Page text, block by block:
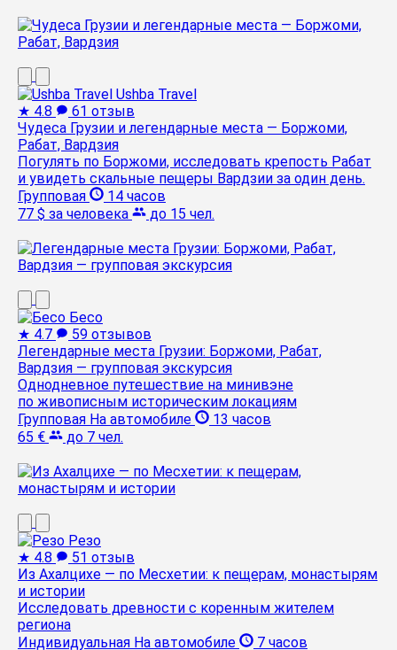
Ushba Travel
★ 4.8
61 отзыв
Чудеса Грузии и легендарные места — Боржоми,
Рабат, Вардзия
Погулять по Боржоми, исследовать крепость Рабат
и увидеть скальные пещеры Вардзии за один день.
Групповая
14 часов
77 $ за человека до 15 чел.
Бесо
★ 4.7
59 отзывов
Легендарные места Грузии: Боржоми, Рабат,
Вардзия — групповая экскурсия
Однодневное путешествие на минивэне
по живописным историческим локациям
Групповая На автомобиле
13 часов
65 €
до 7 чел.
Резо
★ 4.8
51 отзыв
Из Ахалцихе — по Месхетии: к пещерам, монастырям
и истории
Исследовать древности с коренным жителем
региона
Индивидуальная На автомобиле 7 часов